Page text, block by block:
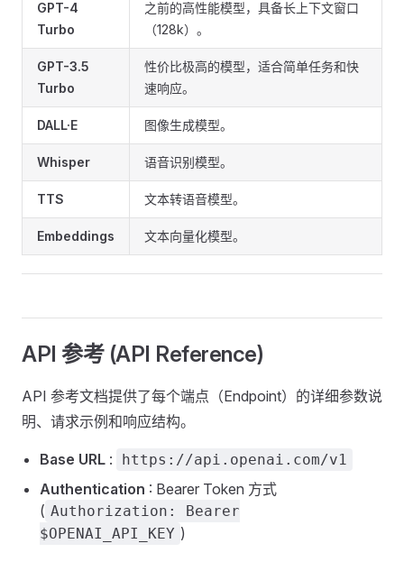
GPT-4
Turbo
之前的高性能模型，具备长上下文窗口
（128k）。
GPT-3.5
Turbo
性价比极高的模型，适合简单任务和快
速响应。
DALL·E 图像生成模型。
Whisper 语音识别模型。
TTS 文本转语音模型。
Embeddings 文本向量化模型。
API 参考 (API Reference) ​
API 参考文档提供了每个端点（Endpoint）的详细参数说
明、请求示例和响应结构。
Base URL : https://api.openai.com/v1
Authentication : Bearer Token 方式
( Authorization: Bearer
$OPENAI_API_KEY )